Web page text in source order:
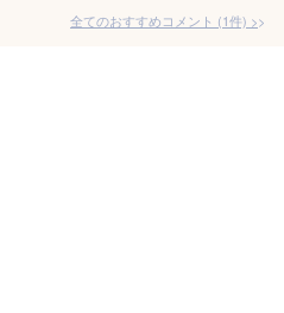
全てのおすすめコメント (1件) >